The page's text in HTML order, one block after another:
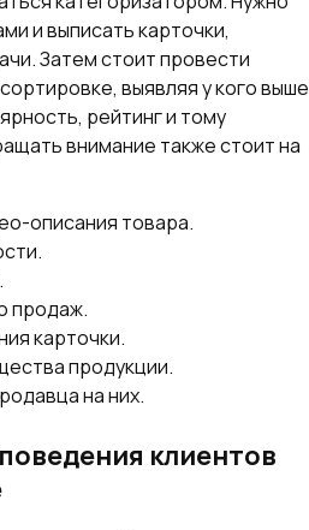
и выписать карточки,
Затем стоит провести
выявляя у кого выше
рейтинг и тому
внимание также стоит на
описания товара.
продаж.
карточки.
продукции.
на них.
клиентов